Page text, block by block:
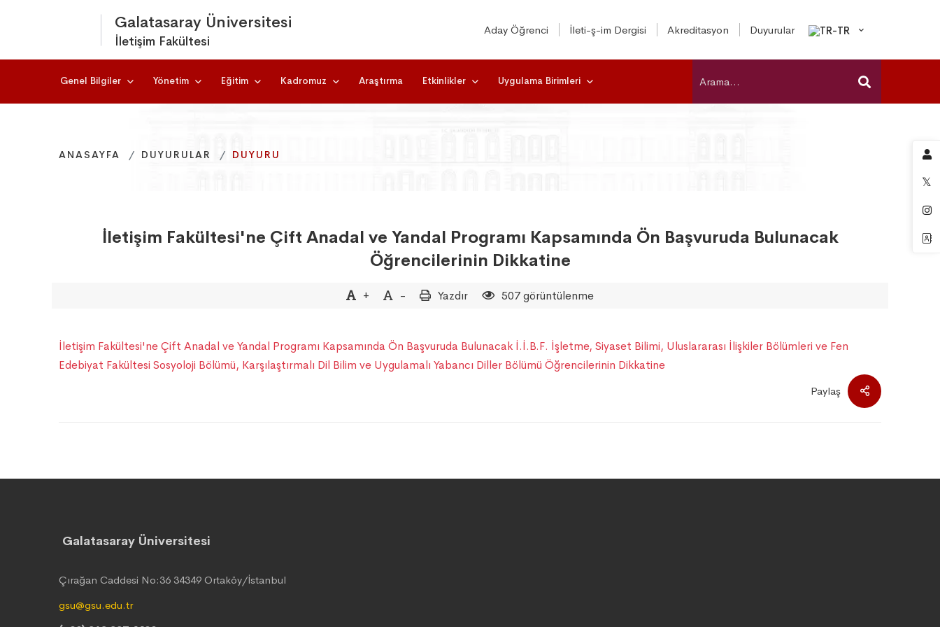
Galatasaray Üniversitesi
İletişim Fakültesi
Aday Öğrenci İleti-ş-im Dergisi Akreditasyon Duyurular
Genel Bilgiler Yönetim Eğitim Kadromuz Araştırma Etkinlikler Uygulama Birimleri
ANASAYFA DUYURULAR DUYURU
ANASAYFA DUYURULAR DUYURU
ANASAYFA DUYURULAR DUYURU
İletişim Fakültesi'ne Çift Anadal ve Yandal Programı Kapsamında Ön Başvuruda Bulunacak
Öğrencilerinin Dikkatine
+ - Yazdır 507 görüntülenme
İletişim Fakültesi'ne Çift Anadal ve Yandal Programı Kapsamında Ön Başvuruda Bulunacak İ.İ.B.F. İşletme, Siyaset Bilimi, Uluslararası İlişkiler Bölümleri ve Fen
Edebiyat Fakültesi Sosyoloji Bölümü, Karşılaştırmalı Dil Bilim ve Uygulamalı Yabancı Diller Bölümü Öğrencilerinin Dikkatine
Paylaş
Galatasaray Üniversitesi
Çırağan Caddesi No:36 34349 Ortaköy/İstanbul
gsu@gsu.edu.tr